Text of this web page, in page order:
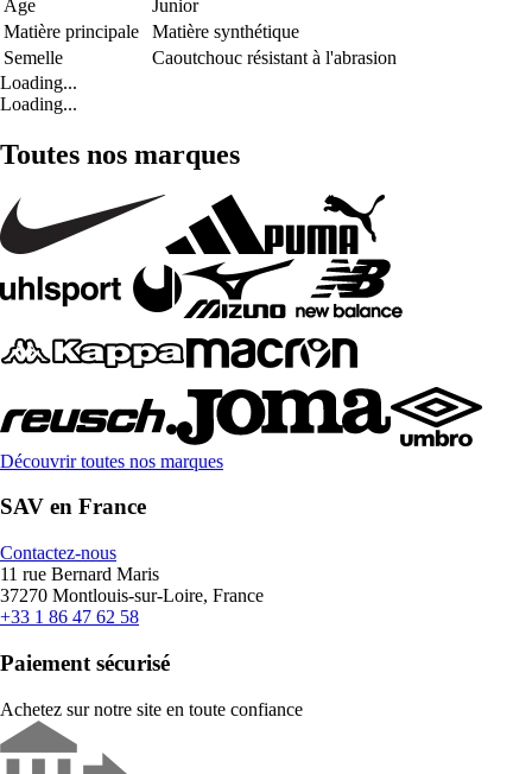
Age
Junior
Matière principale
Matière synthétique
Semelle
Caoutchouc résistant à l'abrasion
Loading...
Loading...
Toutes nos marques
Découvrir toutes nos marques
SAV en France
Contactez-nous
11 rue Bernard Maris
37270 Montlouis-sur-Loire, France
+33 1 86 47 62 58
Paiement sécurisé
Achetez sur notre site en toute confiance